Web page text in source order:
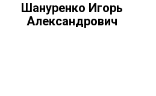
Шануренко Игорь
Александрович